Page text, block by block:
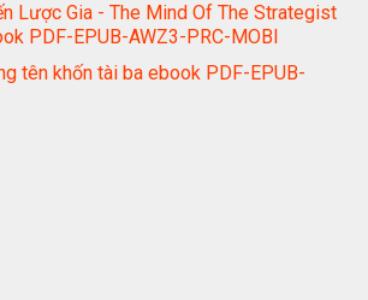
Lược Gia - The Mind Of The Strategist
PDF-EPUB-AWZ3-PRC-MOBI
tên khốn tài ba ebook PDF-EPUB-